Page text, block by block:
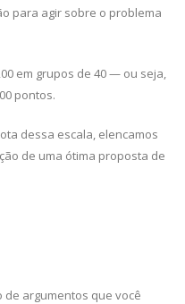
para agir sobre o problema
em grupos de 40 — ou seja,
pontos.
dessa escala, elencamos
de uma ótima proposta de
argumentos que você